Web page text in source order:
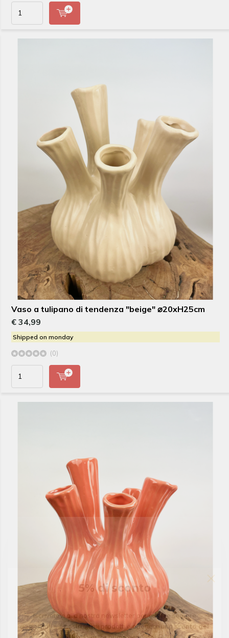
Vaso a tulipano di tendenza "beige" ⌀20xH25cm
€ 34,99
Shipped on monday
(0)
5% di sconto
Iscrivetevi alla nostra newsletter per essere sempre
aggiornati sui nostri ultimi prodotti e ottenere unosconto del